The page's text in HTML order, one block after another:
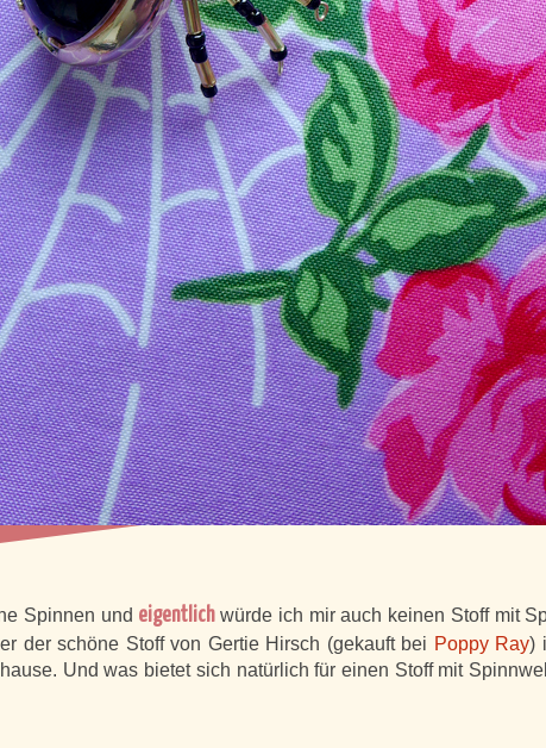
Spinnen und eigentlichwürde ich mir auch keinen Stoff mit
der schöne Stoff von Gertie Hirsch (gekauft bei Poppy Ray)
Und was bietet sich natürlich für einen Stoff mit